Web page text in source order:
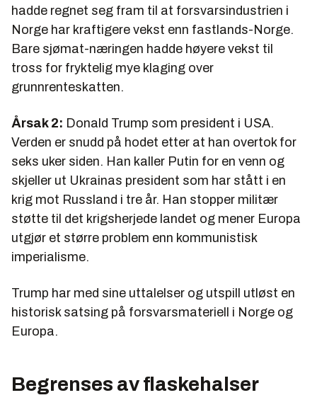
hadde regnet seg fram til at forsvarsindustrien i
Norge har kraftigere vekst enn fastlands-Norge.
Bare sjømat-næringen hadde høyere vekst til
tross for fryktelig mye klaging over
grunnrenteskatten.
Årsak 2: Donald Trump som president i USA.
Verden er snudd på hodet etter at han overtok for
seks uker siden. Han kaller Putin for en venn og
skjeller ut Ukrainas president som har stått i en
krig mot Russland i tre år. Han stopper militær
støtte til det krigsherjede landet og mener Europa
utgjør et større problem enn kommunistisk
imperialisme.
Trump har med sine uttalelser og utspill utløst en
historisk satsing på forsvarsmateriell i Norge og
Europa.
Begrenses av flaskehalser